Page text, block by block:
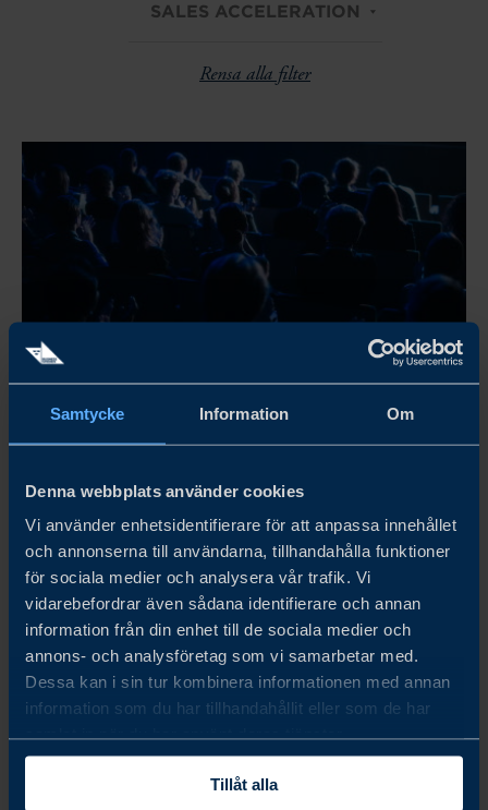
Samtycke Information Om
Denna webbplats använder cookies
Vi använder enhetsidentifierare för att anpassa innehållet
och annonserna till användarna, tillhandahålla funktioner
för sociala medier och analysera vår trafik. Vi
vidarebefordrar även sådana identifierare och annan
information från din enhet till de sociala medier och
annons- och analysföretag som vi samarbetar med.
Dessa kan i sin tur kombinera informationen med annan
information som du har tillhandahållit eller som de har
samlat in när du har använt deras tjänster.
Tillåt alla
SALES ACCELERATION
Rensa alla filter
aug. 19 - aug. 20, 2026
DALO DAYS 2026
Denmark’s defence procurement is accelerating - are you
ready to compete? Business Sweden helps you position,
partner and meet buyers. Will you secure the partnerships
that shape tomorrow’s defence - or watch others take the
lead?
LÄS MER